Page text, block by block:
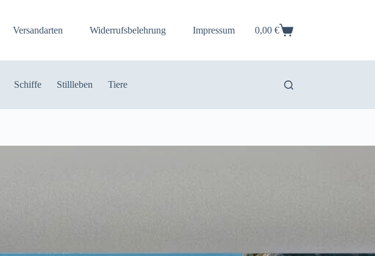
Versandarten Widerrufsbelehrung Impressum Warenkorb
0,00 €
Schiffe Stillleben Tiere